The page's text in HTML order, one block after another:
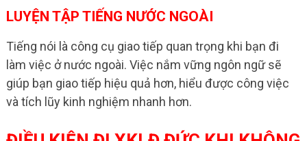
LUYỆN TẬP TIẾNG NƯỚC NGOÀI
Tiếng nói là công cụ giao tiếp quan trọng khi bạn đi
làm việc ở nước ngoài. Việc nắm vững ngôn ngữ sẽ
giúp bạn giao tiếp hiệu quả hơn, hiểu được công việc
và tích lũy kinh nghiệm nhanh hơn.